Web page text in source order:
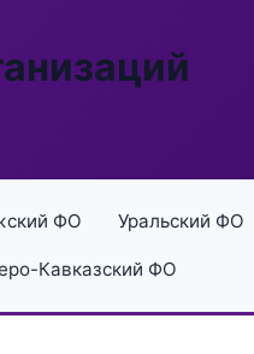
ФО Уральский ФО
Кавказский ФО